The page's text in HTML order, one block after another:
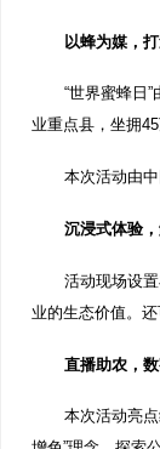
以蜂为媒，
“世界蜜蜂日
业重点县，坐拥
本次活动由
沉浸式体验
活动现场设
业的生态价值。
直播助农，
本次活动亮